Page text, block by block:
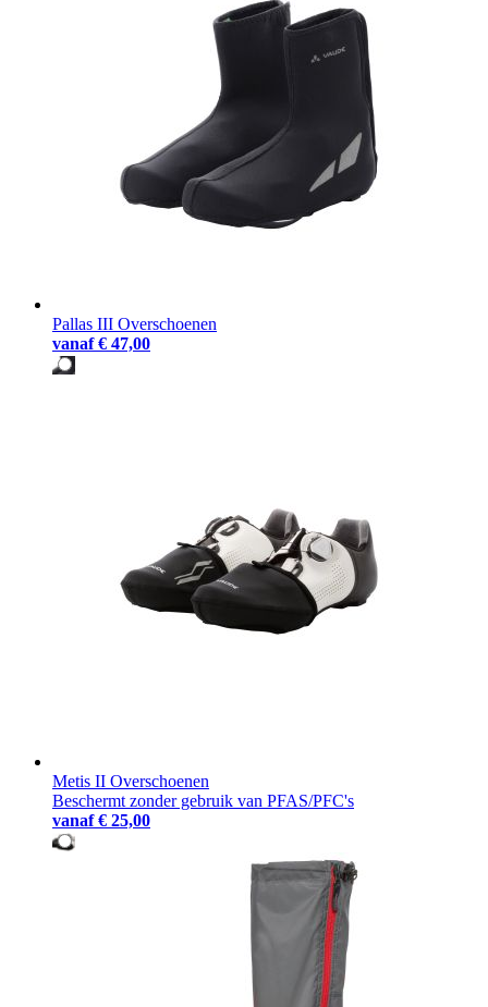
Pallas III Overschoenen
vanaf € 47,00
Metis II Overschoenen
Beschermt zonder gebruik van PFAS/PFC's
vanaf € 25,00